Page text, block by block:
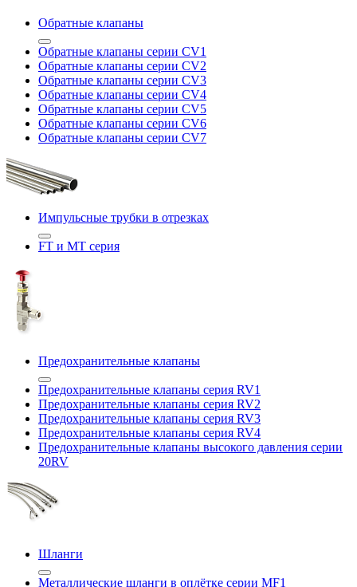
Обратные клапаны
Обратные клапаны серии CV1
Обратные клапаны серии CV2
Обратные клапаны серии CV3
Обратные клапаны серии CV4
Обратные клапаны серии CV5
Обратные клапаны серии CV6
Обратные клапаны серии CV7
Импульсные трубки в отрезках
FT и MT серия
Предохранительные клапаны
Предохранительные клапаны серия RV1
Предохранительные клапаны серия RV2
Предохранительные клапаны серия RV3
Предохранительные клапаны серия RV4
Предохранительные клапаны высокого давления серии
20RV
Шланги
Металлические шланги в оплётке серии MF1